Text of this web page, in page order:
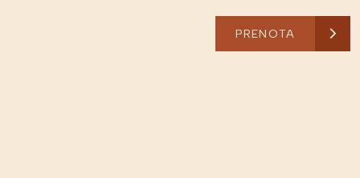
PRENOTA